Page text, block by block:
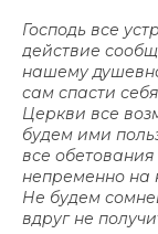
Господь все
действие
нашему
сам спасти
Церкви все
будем ими
все
непременно на
Не будем
вдруг не